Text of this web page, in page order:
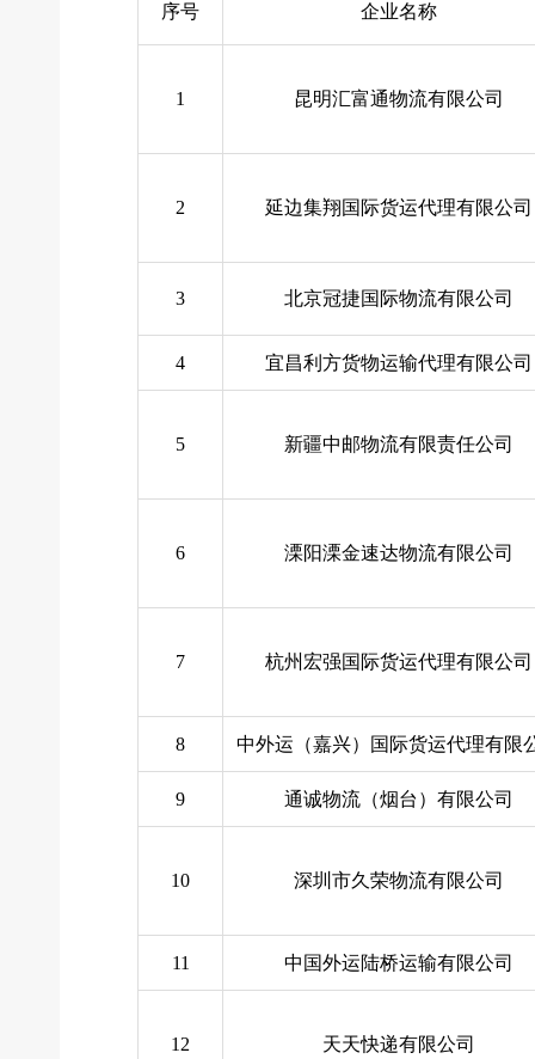
序号 企业名称
1 昆明汇富通物流有限公司
2 延边集翔国际货运代理有限公司
3 北京冠捷国际物流有限公司
4 宜昌利方货物运输代理有限公司
5 新疆中邮物流有限责任公司
6 溧阳溧金速达物流有限公司
7 杭州宏强国际货运代理有限公司
8 中外运（嘉兴）国际货运代理有限
9 通诚物流（烟台）有限公司
10 深圳市久荣物流有限公司
11 中国外运陆桥运输有限公司
12 天天快递有限公司